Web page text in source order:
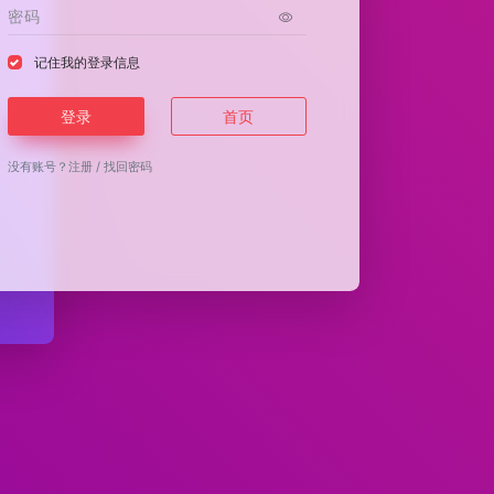
记住我的登录信息
登录 首页
没有账号？注册 /找回密码